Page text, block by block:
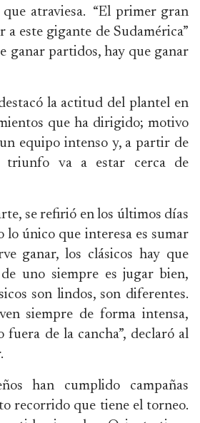
atraviesa. “El primer gran
a este gigante de Sudamérica”
ganar partidos, hay que ganar
la actitud del plantel en
que ha dirigido; motivo
equipo intenso y, a partir de
triunfo va a estar cerca de
se refirió en los últimos días
lo único que interesa es sumar
ganar, los clásicos hay que
uno siempre es jugar bien,
son lindos, son diferentes.
siempre de forma intensa,
de la cancha”, declaró al
han cumplido campañas
recorrido que tiene el torneo.